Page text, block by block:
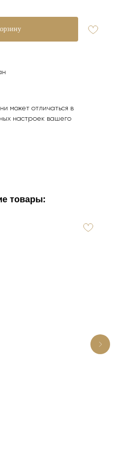
может отличаться в
настроек вашего
товары: